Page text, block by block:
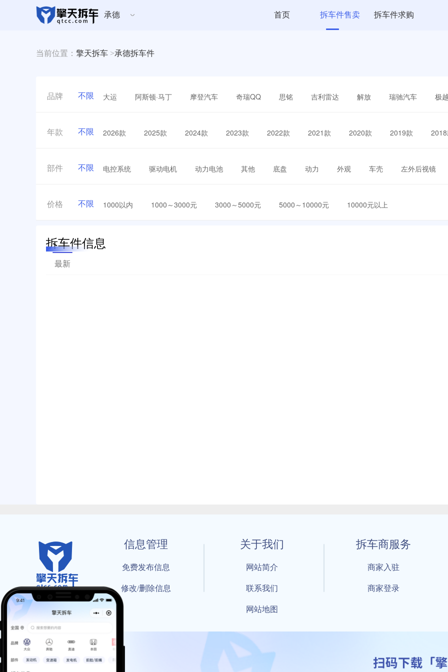
承德 首页 拆车件售卖 拆车件求购
当前位置： 擎天拆车 >承德拆车件
品牌 不限 大运 阿斯顿·马丁 摩登汽车 奇瑞QQ 思铭 吉利雷达 解放 瑞驰汽车 极
年款 不限 2026款 2025款 2024款 2023款 2022款 2021款 2020款 2019款
部件 不限 电控系统 驱动电机 动力电池 其他 底盘 动力 外观 车壳 左外后视镜
价格 不限 1000以内 1000～3000元 3000～5000元 5000～10000元 10000元以上
拆车件信息
最新
信息管理
免费发布信息
修改/删除信息
关于我们
网站简介
联系我们
网站地图
拆车商服务
商家入驻
商家登录
© 2021 By 擎天拆车-买卖拆车件，擎天拆车好省快 All Rights Reserved
工信部备案号：鲁ICP备18021004号-17 公安部备案号： 鲁公网安备